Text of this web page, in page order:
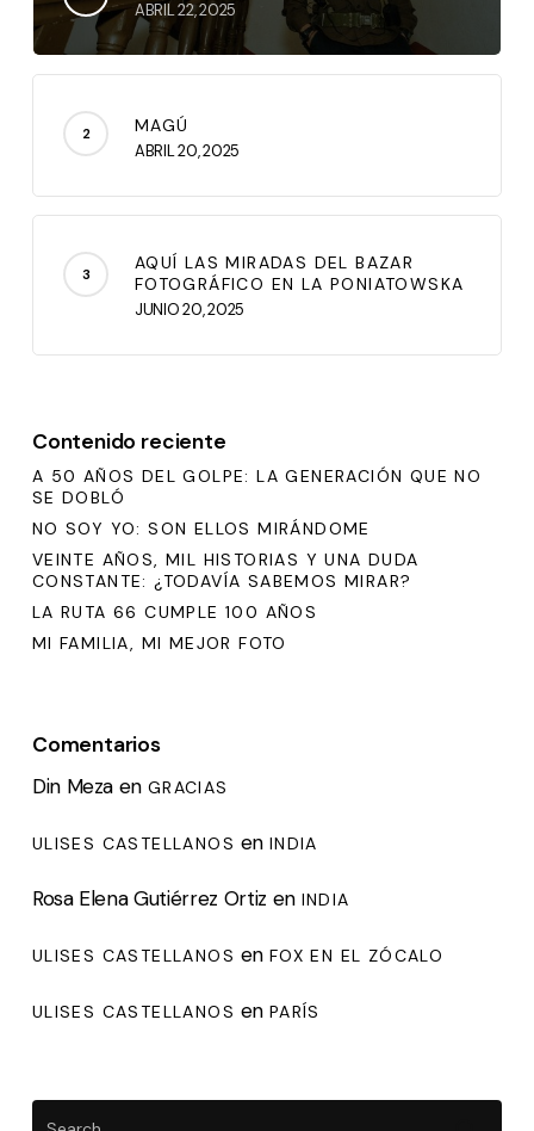
ABRIL 22, 2025
MAGÚ
ABRIL 20, 2025
AQUÍ LAS MIRADAS DEL BAZAR
FOTOGRÁFICO EN LA PONIATOWSKA
JUNIO 20, 2025
Contenido reciente
A 50 AÑOS DEL GOLPE: LA GENERACIÓN QUE NO
SE DOBLÓ
NO SOY YO: SON ELLOS MIRÁNDOME
VEINTE AÑOS, MIL HISTORIAS Y UNA DUDA
CONSTANTE: ¿TODAVÍA SABEMOS MIRAR?
LA RUTA 66 CUMPLE 100 AÑOS
MI FAMILIA, MI MEJOR FOTO
Comentarios
Din Meza en GRACIAS
ULISES CASTELLANOS en INDIA
Rosa Elena Gutiérrez Ortiz en INDIA
ULISES CASTELLANOS en FOX EN EL ZÓCALO
ULISES CASTELLANOS en PARÍS